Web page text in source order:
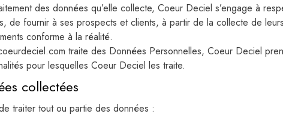
des données qu’elle collecte, Coeur Deciel s’engage à
de fournir à ses prospects et clients, à partir de la collecte de
conforme à la réalité.
traite des Données Personnelles, Coeur Deciel
pour lesquelles Coeur Deciel les traite.
collectées
traiter tout ou partie des données :